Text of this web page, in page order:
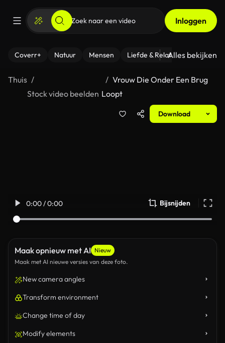
Inloggen
Coverr+ Natuur Mensen Liefde & Relaties - Fitness
Alles bekijken
Thuis
Stock video beelden
Vrouw Die Onder Een Brug
Loopt
Download
0:00 / 0:00 Bijsnijden
Maak opnieuw met AI Nieuw
Maak met AI nieuwe versies van deze foto.
New camera angles
Transform environment
Change time of day
Modify elements